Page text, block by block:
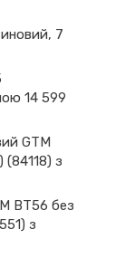
7
14 599
GTM
(84118) з
BT56 без
з